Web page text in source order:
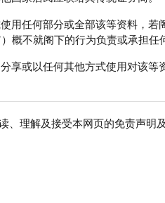
用任何部分或全部该等资料，
）概不就阁下的行为负责或承担任
享或以任何其他方式使用对该等
、理解及接受本网页的免责声明